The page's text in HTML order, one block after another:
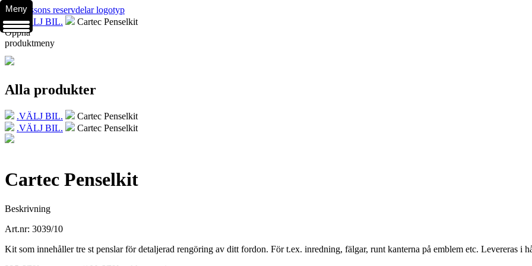
.VÄLJ BIL.
Cartec Penselkit
Öppna
produktmeny
Alla produkter
.VÄLJ BIL.
Cartec Penselkit
.VÄLJ BIL.
Cartec Penselkit
Cartec Penselkit
Beskrivning
Art.nr: 3039/10
Kit som innehåller tre st penslar för detaljerad rengöring av ditt fordon. För t.ex. inredning, fälgar, runt kanterna på emblem etc. Levereras i
Meny